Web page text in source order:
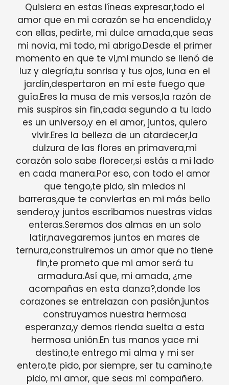
Quisiera en estas líneas expresar,todo el
amor que en mi corazón se ha encendido,y
con ellas, pedirte, mi dulce amada,que seas
mi novia, mi todo, mi abrigo.Desde el primer
momento en que te vi,mi mundo se llenó de
luz y alegría,tu sonrisa y tus ojos, luna en el
jardín,despertaron en mí este fuego que
guía.Eres la musa de mis versos,la razón de
mis suspiros sin fin,cada segundo a tu lado
es un universo,y en el amor, juntos, quiero
vivir.Eres la belleza de un atardecer,la
dulzura de las flores en primavera,mi
corazón solo sabe florecer,si estás a mi lado
en cada manera.Por eso, con todo el amor
que tengo,te pido, sin miedos ni
barreras,que te conviertas en mi más bello
sendero,y juntos escribamos nuestras vidas
enteras.Seremos dos almas en un solo
latir,navegaremos juntos en mares de
ternura,construiremos un amor que no tiene
fin,te prometo que mi amor será tu
armadura.Así que, mi amada, ¿me
acompañas en esta danza?,donde los
corazones se entrelazan con pasión,juntos
construyamos nuestra hermosa
esperanza,y demos rienda suelta a esta
hermosa unión.En tus manos yace mi
destino,te entrego mi alma y mi ser
entero,te pido, por siempre, ser tu camino,te
pido, mi amor, que seas mi compañero.